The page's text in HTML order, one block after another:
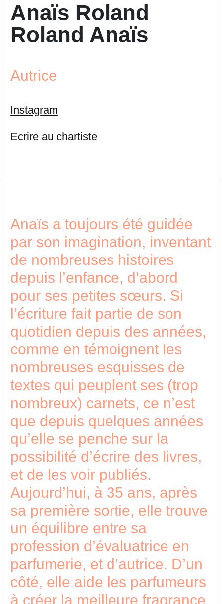
Anaïs Roland
Roland Anaïs
Autrice
Instagram
Ecrire au chartiste
Anaïs a toujours été guidée
par son imagination, inventant
de nombreuses histoires
depuis l’enfance, d’abord
pour ses petites sœurs. Si
l’écriture fait partie de son
quotidien depuis des années,
comme en témoignent les
nombreuses esquisses de
textes qui peuplent ses (trop
nombreux) carnets, ce n’est
que depuis quelques années
qu’elle se penche sur la
possibilité d’écrire des livres,
et de les voir publiés.
Aujourd’hui, à 35 ans, après
sa première sortie, elle trouve
un équilibre entre sa
profession d’évaluatrice en
parfumerie, et d’autrice. D’un
côté, elle aide les parfumeurs
à créer la meilleure fragrance